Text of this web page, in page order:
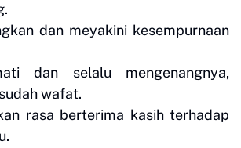
dan meyakini kesempurnaan
dan selalu mengenangnya,
wafat.
rasa berterima kasih terhadap